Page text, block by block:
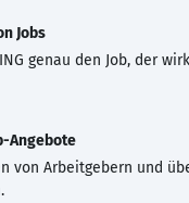
Jobs
genau den Job, der
Angebote
von Arbeitgebern und